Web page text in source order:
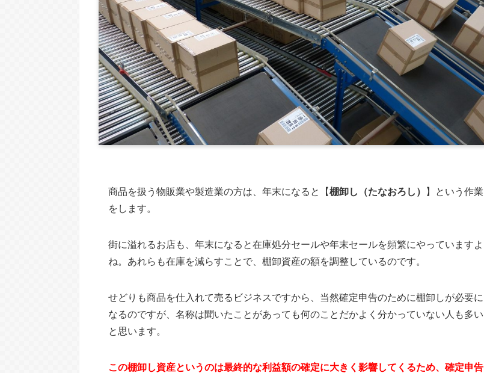
商品を扱う物販業や製造業の方は、年末になると【棚卸し（たなおろし）
】という作業
をします。
街に溢れるお店も、年末になると在庫処分セールや年末セールを頻繁にやっていますよ
ね。あれらも在庫を減らすことで、棚卸資産の額を調整しているのです。
せどりも商品を仕入れて売るビジネスですから、当然確定申告のために棚卸しが必要に
なるのですが、名称は聞いたことがあっても何のことだかよく分かっていない人も多い
と思います。
この棚卸し資産というのは最終的な利益額の確定に大きく影響してくるため、確定申告